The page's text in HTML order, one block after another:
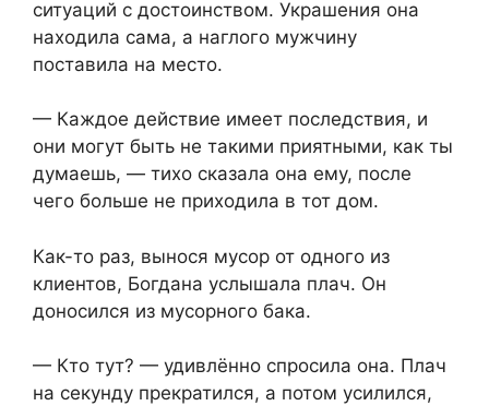
ситуаций с достоинством. Украшения она
находила сама, а наглого мужчину
поставила на место.
— Каждое действие имеет последствия, и
они могут быть не такими приятными, как ты
думаешь, — тихо сказала она ему, после
чего больше не приходила в тот дом.
Как-то раз, вынося мусор от одного из
клиентов, Богдана услышала плач. Он
доносился из мусорного бака.
— Кто тут? — удивлённо спросила она. Плач
на секунду прекратился, а потом усилился,